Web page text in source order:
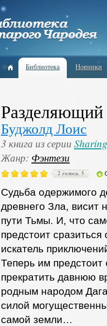
Библиотека Новинки
Буджолд Лоис
3 книга из серии
Жанр: Фэнтези
2 голоса, 5
Судьба одержимого
древнего Зла, висит
пути Тьмы. И, что
предстоит
искатель
Теперь им
прекратить давнюю
родным народом
силой
самой земли…